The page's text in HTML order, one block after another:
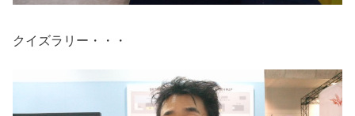
クイズラリー・・・